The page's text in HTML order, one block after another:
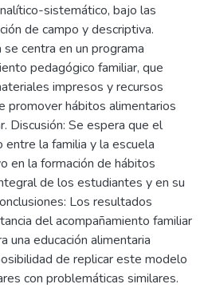
sistemático, bajo las
de campo y descriptiva.
centra en un programa
pedagógico familiar, que
impresos y recursos
promover hábitos alimentarios
Discusión: Se espera que el
la familia y la escuela
en la formación de hábitos
de los estudiantes y en su
Los resultados
del acompañamiento familiar
una educación alimentaria
de replicar este modelo
con problemáticas similares.